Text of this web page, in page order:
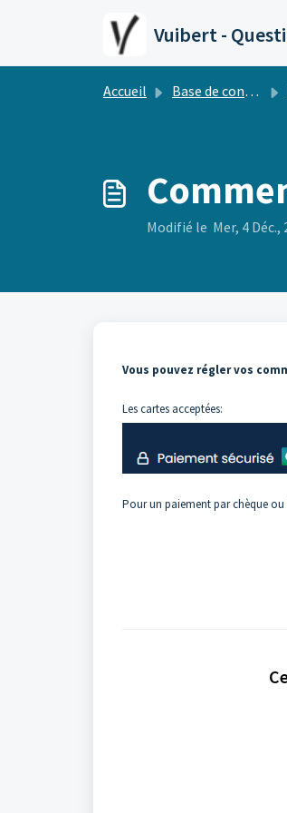
Vuibert -
Accueil Base de connaissances
Modifié le Mer, 4 Déc.,
Vous pouvez régler vos
Les cartes acceptées:
Pour un paiement par chèque